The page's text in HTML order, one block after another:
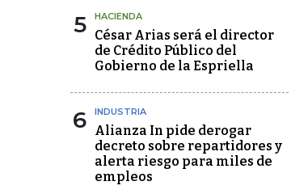
5 HACIENDA
César Arias será el director
de Crédito Público del
Gobierno de la Espriella
6 INDUSTRIA
Alianza In pide derogar
decreto sobre repartidores y
alerta riesgo para miles de
empleos